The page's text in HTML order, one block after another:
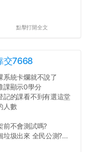
點擊打開全文
交7668
系統卡爛就不說了
課顯示0學分
記的課看不到有選這堂
人數
前不會測試嗎?
垃圾出來 全民公測?...